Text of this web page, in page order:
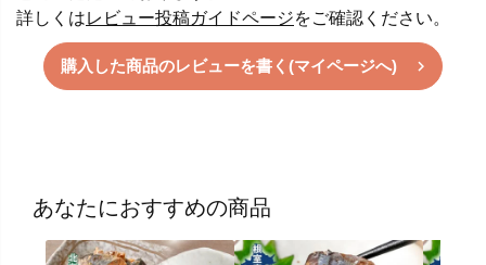
詳しくはレビュー投稿ガイドページをご確認ください。
購入した商品のレビューを書く(マイページへ)
あなたにおすすめの商品